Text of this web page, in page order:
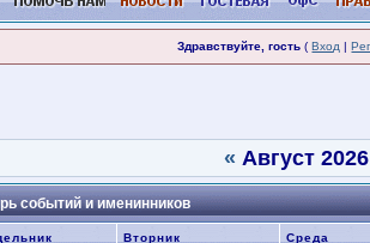
Здравствуйте, гость (Вход |
« Август 2026
событий и именинников
Вторник Среда